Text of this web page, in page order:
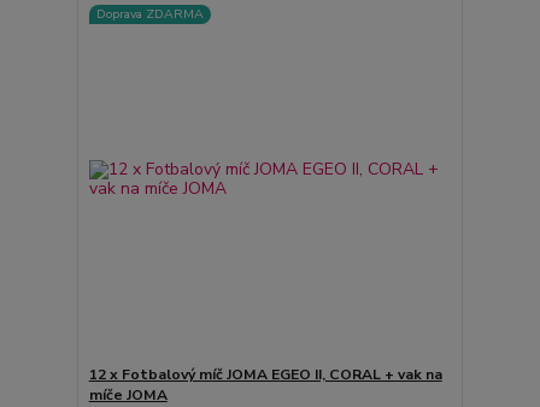
Doprava ZDARMA
12 x Fotbalový míč JOMA EGEO II, CORAL + vak na
míče JOMA